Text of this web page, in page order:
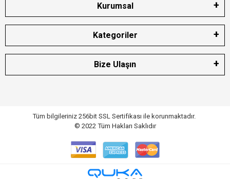
Kurumsal
Kategoriler
Bize Ulaşın
Tüm bilgileriniz 256bit SSL Sertifikası ile korunmaktadır.
© 2022 Tüm Hakları Saklıdır